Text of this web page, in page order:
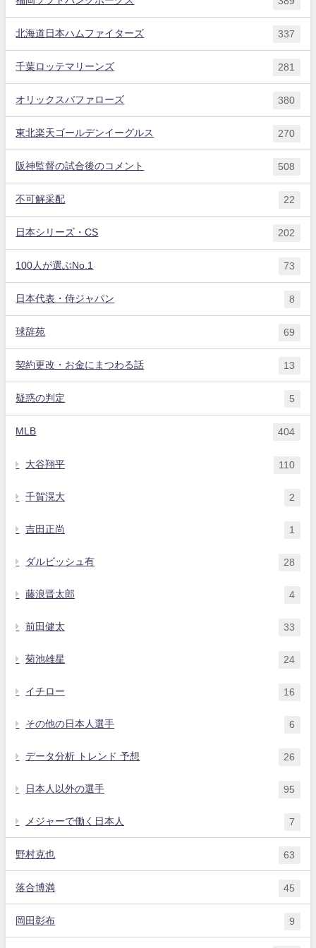
北海道日本ハムファイターズ 337
千葉ロッテマリーンズ 281
オリックスバファローズ 380
東北楽天ゴールデンイーグルス 270
阪神監督の試合後のコメント 508
不可解采配 22
日本シリーズ・CS 202
100人が選ぶNo.1 73
日本代表・侍ジャパン 8
球辞苑 69
契約更改・お金にまつわる話 13
疑惑の判定 5
MLB 404
大谷翔平 110
千賀滉大 2
吉田正尚 1
ダルビッシュ有 28
藤浪晋太郎 4
前田健太 33
菊池雄星 24
イチロー 16
その他の日本人選手 6
データ分析 トレンド 予想 26
日本人以外の選手 95
メジャーで働く日本人 7
野村克也 63
落合博満 45
岡田彰布 9